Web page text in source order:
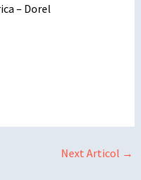
– Dorel
Next Articol →